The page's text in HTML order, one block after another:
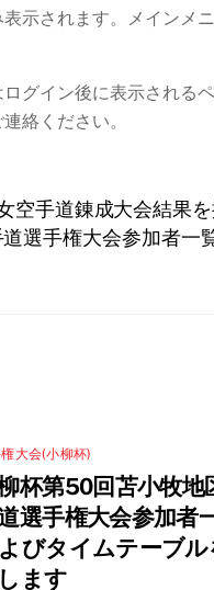
表示されます。メイン
グイン後に表示される
絡ください。
空手道錬成大会結果
選手権大会参加者一
大会(小柳杯)
杯第50回苫小牧地
選手権大会参加者
びタイムテーブル
ます